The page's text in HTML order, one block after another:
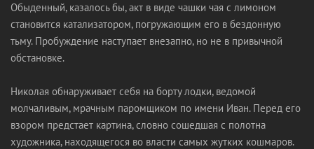
Обыденный, казалось бы, акт в виде чашки чая с лимоном
становится катализатором, погружающим его в бездонную
тьму. Пробуждение наступает внезапно, но не в привычной
обстановке.
Николая обнаруживает себя на борту лодки, ведомой
молчаливым, мрачным паромщиком по имени Иван. Перед его
взором предстает картина, словно сошедшая с полотна
художника, находящегося во власти самых жутких кошмаров.